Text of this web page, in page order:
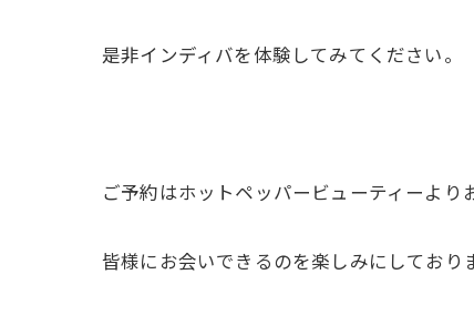
是非インディバを体験してみてください。
ご予約はホットペッパービューティーより
皆様にお会いできるのを楽しみにしており